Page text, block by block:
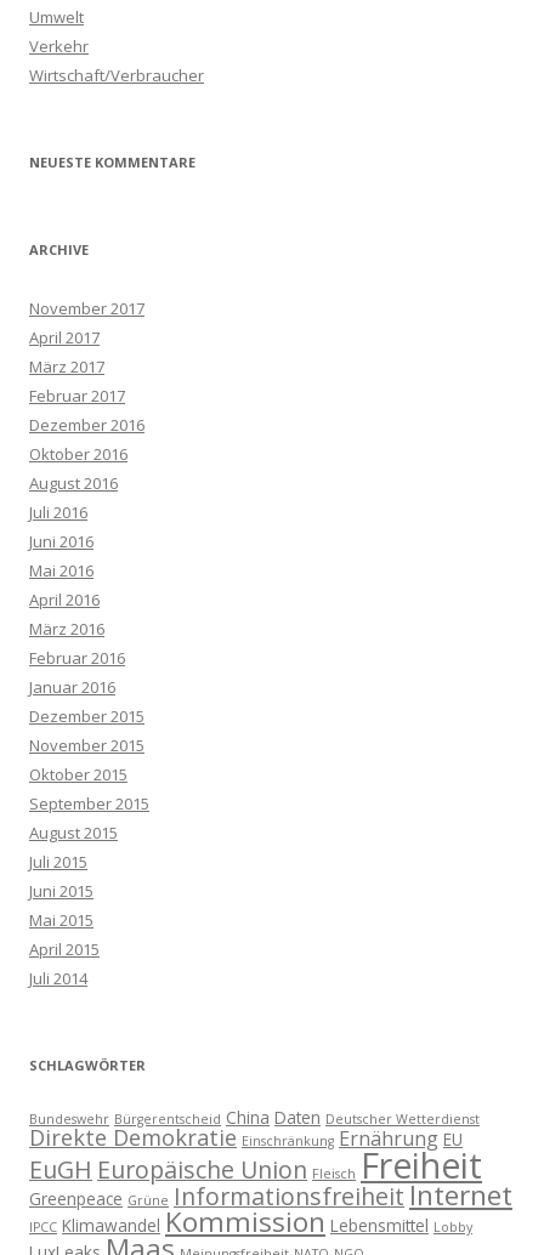
Umwelt
Verkehr
Wirtschaft/Verbraucher
NEUESTE KOMMENTARE
ARCHIVE
November 2017
April 2017
März 2017
Februar 2017
Dezember 2016
Oktober 2016
August 2016
Juli 2016
Juni 2016
Mai 2016
April 2016
März 2016
Februar 2016
Januar 2016
Dezember 2015
November 2015
Oktober 2015
September 2015
August 2015
Juli 2015
Juni 2015
Mai 2015
April 2015
Juli 2014
SCHLAGWÖRTER
Bundeswehr Bürgerentscheid China Daten Deutscher Wetterdienst
Direkte Demokratie Einschränkung Ernährung EU
EuGH Europäische Union Fleisch Freiheit
Greenpeace Grüne InformationsfreiheitInternet
IPCC Klimawandel Kommission Lebensmittel Lobby